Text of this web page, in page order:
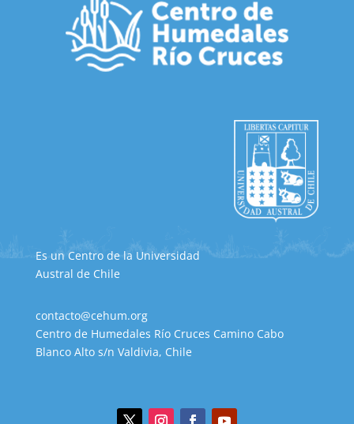
Es un Centro de la Universidad
Austral de Chile
contacto@cehum.org
Centro de Humedales Río Cruces Camino Cabo
Blanco Alto s/n Valdivia, Chile